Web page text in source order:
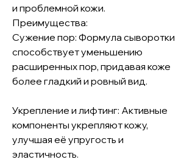
и проблемной кожи.
Преимущества:
Сужение пор: Формула сыворотки
способствует уменьшению
расширенных пор, придавая коже
более гладкий и ровный вид.
Укрепление и лифтинг: Активные
компоненты укрепляют кожу,
улучшая её упругость и
эластичность.